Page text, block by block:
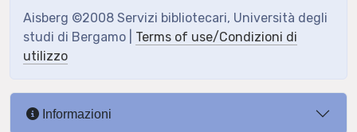
Aisberg ©2008 Servizi bibliotecari, Università degli
studi di Bergamo | Terms of use/Condizioni di
utilizzo
Informazioni